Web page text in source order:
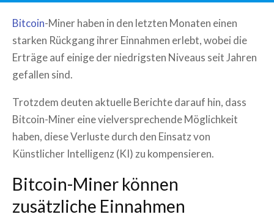
Bitcoin-Miner haben in den letzten Monaten einen
starken Rückgang ihrer Einnahmen erlebt, wobei die
Erträge auf einige der niedrigsten Niveaus seit Jahren
gefallen sind.
Trotzdem deuten aktuelle Berichte darauf hin, dass
Bitcoin-Miner eine vielversprechende Möglichkeit
haben, diese Verluste durch den Einsatz von
Künstlicher Intelligenz (KI) zu kompensieren.
Bitcoin-Miner können
zusätzliche Einnahmen